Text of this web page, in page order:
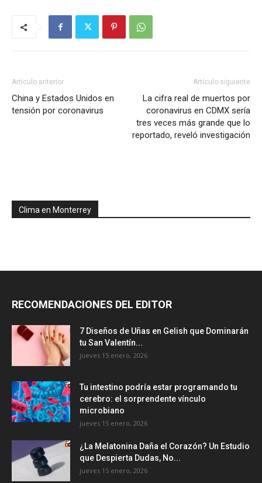
Artículo anterior
China y Estados Unidos en
tensión por coronavirus
Artículo siguiente
La cifra real de muertos por
coronavirus en CDMX sería
tres veces más grande que lo
reportado, reveló investigación
Clima en Monterrey
RECOMENDACIONES DEL EDITOR
7 Diseños de Uñas en Gelish que Dominarán
tu San Valentín...
jueves 15 enero, 2026
Tu intestino podría estar programando tu
cerebro: el sorprendente vínculo
microbiano
jueves 15 enero, 2026
¿La Melatonina Daña el Corazón? Un Estudio
que Despierta Dudas, No...
jueves 15 enero, 2026